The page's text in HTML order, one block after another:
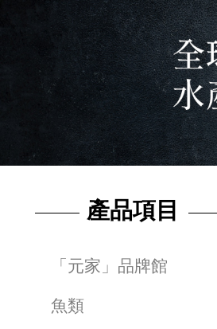
產品項目
「元家」品牌館
魚類